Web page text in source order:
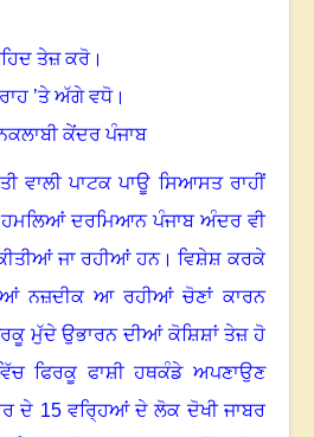
ਤੇਜ਼ ਕਰੋ ।
’ਤੇ ਅੱਗੇ ਵਧੋ।
ਕੇਂਦਰ ਪੰਜਾਬ
ਵਾਲੀ ਪਾਟਕ ਪਾਊ ਸਿਆਸਤ ਰਾਹੀਂ
ਹਮਲਿਆਂ ਦਰਮਿਆਨ ਪੰਜਾਬ ਅੰਦਰ ਵੀ
ਜਾ ਰਹੀਆਂ ਹਨ।ਵਿਸ਼ੇਸ਼ ਕਰਕੇ
ਨਜ਼ਦੀਕ ਆ ਰਹੀਆਂ ਚੋਣਾਂ ਕਾਰਨ
ਮੁੱਦੇ ਉਭਾਰਨ ਦੀਆਂ ਕੋਸ਼ਿਸ਼ਾਂ ਤੇਜ਼ ਹੋ
ਫਿਰਕੂ ਫਾਸ਼ੀ ਹਥਕੰਡੇ ਅਪਣਾਉਣ
ਦੇ 15ਵਰ੍ਹਿਆਂ ਦੇ ਲੋਕ ਦੋਖੀ ਜਾਬਰ